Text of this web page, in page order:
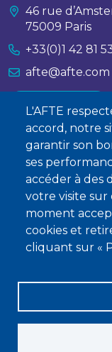
L'AFTE
accord, notre
garantir son
ses
accéder à des
votre visite sur
moment
cookies et
cliquant sur «
46 rue
75009 Paris
+33(0)1 42 81
afte@afte.com
À propos
Qui sommes-
Devenir membre